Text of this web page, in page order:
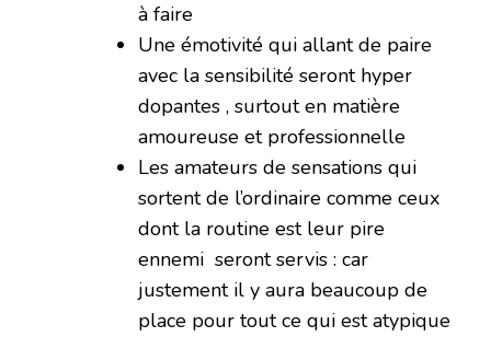
à faire
Une émotivité qui allant de paire
avec la sensibilité seront hyper
dopantes , surtout en matière
amoureuse et professionnelle
Les amateurs de sensations qui
sortent de l’ordinaire comme ceux
dont la routine est leur pire
ennemi seront servis : car
justement il y aura beaucoup de
place pour tout ce qui est atypique